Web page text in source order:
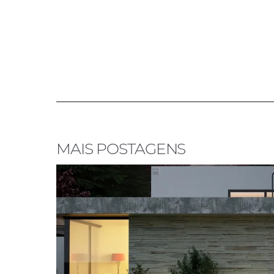
MAIS POSTAGENS